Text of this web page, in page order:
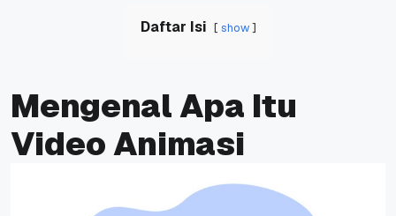
Daftar Isi show
Mengenal Apa Itu
Video Animasi